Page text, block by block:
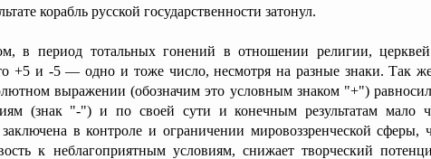
корабль русской государственности затонул.
в период тотальных гонений в отношении религии,
+5 и -5 — одно и тоже число, несмотря на разные знаки. Так
выражении (обозначим это условным знаком "+")
(знак "-") и по своей сути и конечным результатам мало
в контроле и ограничении мировоззренческой сферы,
к неблагоприятным условиям, снижает творческий